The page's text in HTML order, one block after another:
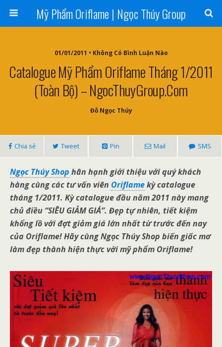
Mỹ Phẩm Oriflame | Ngọc Thúy Group
01/01/2011 • Không Có Bình Luận Nào
Catalogue Mỹ Phẩm Oriflame Tháng 1/2011
(Toàn Bộ) – NgocThuyGroup.com
Đỗ Ngọc Thúy
Chia sẻ Tweet Pin Mail SMS
Ngọc Thúy Shop hân hạnh giới thiệu với quý khách
hàng cùng các tư vấn viên Oriflamekỳ catalogue
tháng 1/2011. Kỳ catalogue đầu năm 2011 này mang
chủ điều “SIÊU GIẢM GIÁ”. Đẹp tự nhiên, tiết kiệm
khổng lồ với đợt giảm giá lớn nhất từ trước đến nay
của Oriflame! Hãy cùng Ngọc Thúy Shop biến giấc mơ
làm đẹp thành hiện thực với mỹ phẩm Oriflame!